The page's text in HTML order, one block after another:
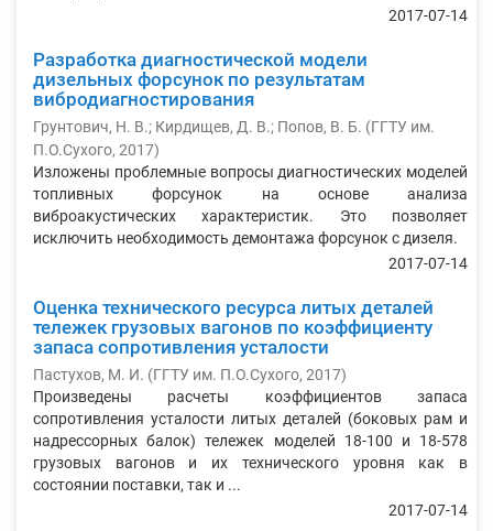
2017-07-14
Разработка диагностической модели
дизельных форсунок по результатам
вибродиагностирования
Грунтович, Н. В.; Кирдищев, Д. В.; Попов, В. Б. (ГГТУ им.
П.О.Сухого, 2017)
Изложены проблемные вопросы диагностических моделей
топливных форсунок на основе анализа
виброакустических характеристик. Это позволяет
исключить необходимость демонтажа форсунок с дизеля.
2017-07-14
Оценка технического ресурса литых деталей
тележек грузовых вагонов по коэффициенту
запаса сопротивления усталости
Пастухов, М. И. (ГГТУ им. П.О.Сухого, 2017)
Произведены расчеты коэффициентов запаса
сопротивления усталости литых деталей (боковых рам и
надрессорных балок) тележек моделей 18-100 и 18-578
грузовых вагонов и их технического уровня как в
состоянии поставки, так и ...
2017-07-14